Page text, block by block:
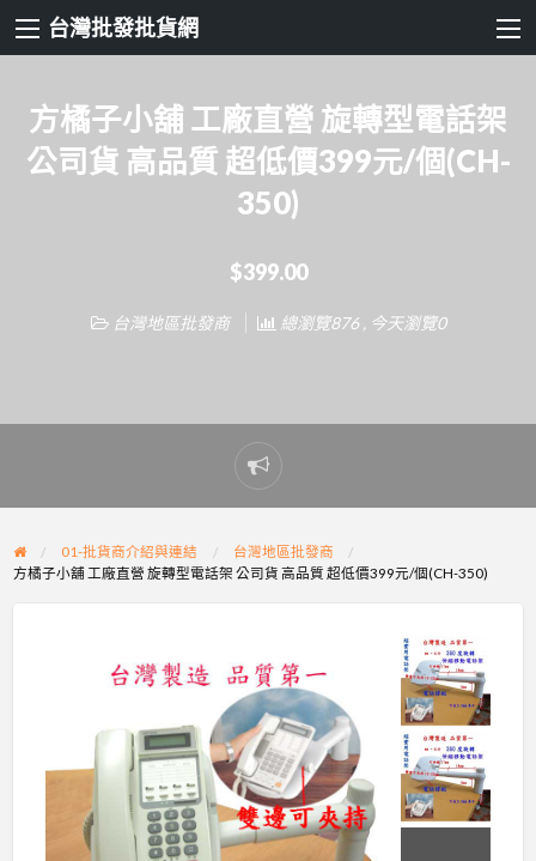
台灣批發批貨網
方橘子小舖 工廠直營 旋轉型電話架
公司貨 高品質 超低價399元/個(CH-
350)
$399.00
台灣地區批發商 總瀏覽876 , 今天瀏覽0
Report
problem
01-批貨商介紹與連結
台灣地區批發商
方橘子小舖 工廠直營 旋轉型電話架 公司貨 高品質 超低價399元/個(CH-350)